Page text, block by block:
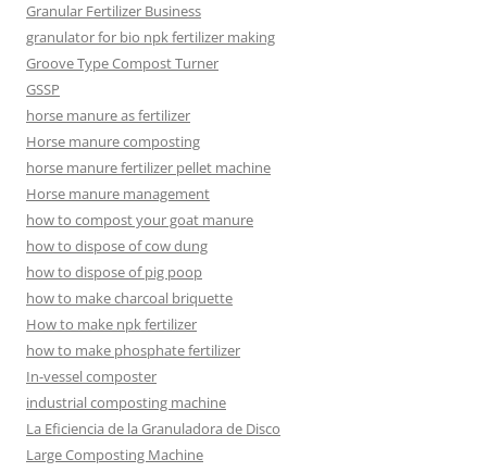
Granular Fertilizer Business
granulator for bio npk fertilizer making
Groove Type Compost Turner
GSSP
horse manure as fertilizer
Horse manure composting
horse manure fertilizer pellet machine
Horse manure management
how to compost your goat manure
how to dispose of cow dung
how to dispose of pig poop
how to make charcoal briquette
How to make npk fertilizer
how to make phosphate fertilizer
In-vessel composter
industrial composting machine
La Eficiencia de la Granuladora de Disco
Large Composting Machine